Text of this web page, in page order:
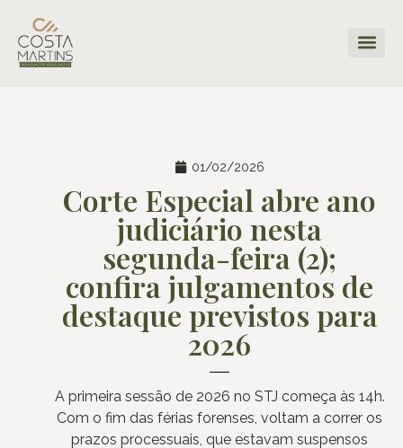
01/02/2026
Corte Especial abre ano
judiciário nesta
segunda-feira (2);
confira julgamentos de
destaque previstos para
2026
A primeira sessão de 2026 no STJ começa às 14h.
Com o fim das férias forenses, voltam a correr os
prazos processuais, que estavam suspensos